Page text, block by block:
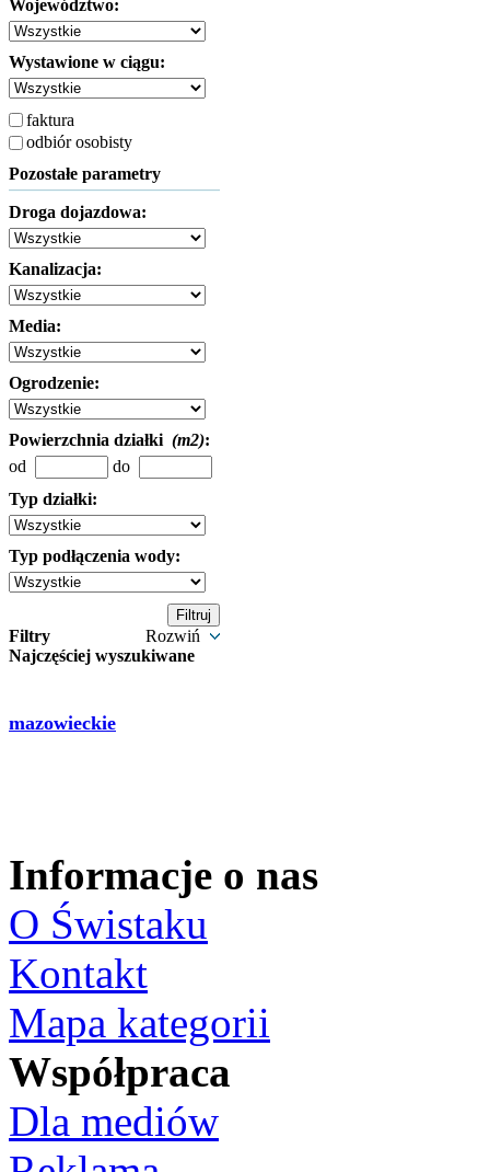
Województwo:
Wystawione w ciągu:
faktura
odbiór osobisty
Pozostałe parametry
Droga dojazdowa:
Kanalizacja:
Media:
Ogrodzenie:
Powierzchnia działki (m2):
od
do
Typ działki:
Typ podłączenia wody:
Filtry
Rozwiń
Najczęściej wyszukiwane
mazowieckie
Informacje o nas
O Świstaku
Kontakt
Mapa kategorii
Współpraca
Dla mediów